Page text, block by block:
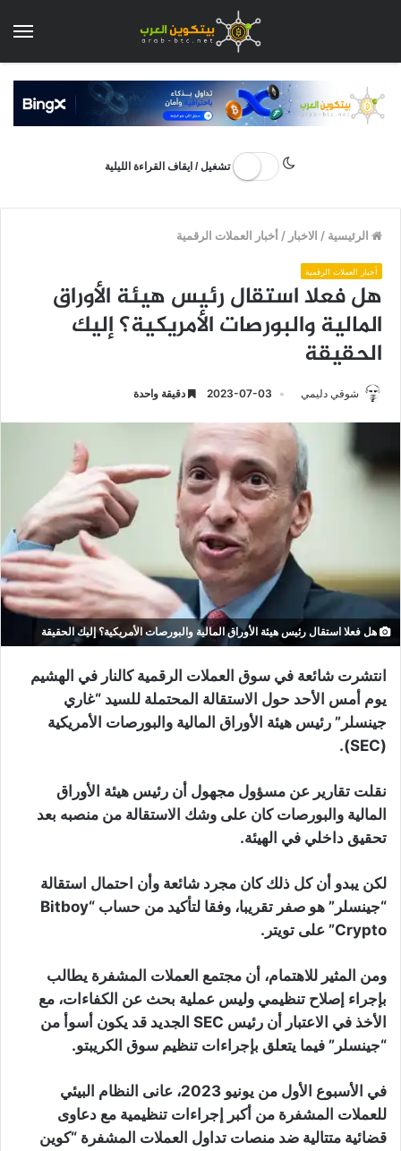
تشغيل / ايقاف القراءة الليلية
الرئيسية / الاخبار /أخبار العملات الرقمية
أخبار العملات الرقمية
هل فعلا استقال رئيس هيئة الأوراق
المالية والبورصات الأمريكية؟ إليك
الحقيقة
شوقي دليمي 2023-07-03 دقيقة واحدة
هل فعلا استقال رئيس هيئة الأوراق المالية والبورصات الأمريكية؟ إليك الحقيقة
انتشرت شائعة في سوق العملات الرقمية كالنار في الهشيم
يوم أمس الأحد حول الاستقالة المحتملة للسيد “غاري
جينسلر” رئيس هيئة الأوراق المالية والبورصات الأمريكية
(SEC).
نقلت تقارير عن مسؤول مجهول أن رئيس هيئة الأوراق
المالية والبورصات كان على وشك الاستقالة من منصبه بعد
تحقيق داخلي في الهيئة.
لكن يبدو أن كل ذلك كان مجرد شائعة وأن احتمال استقالة
“جينسلر” هو صفر تقريبا، وفقا لتأكيد من حساب “Bitboy
Crypto” على تويتر.
ومن المثير للاهتمام، أن مجتمع العملات المشفرة يطالب
بإجراء إصلاح تنظيمي وليس عملية بحث عن الكفاءات، مع
الأخذ في الاعتبار أن رئيس SEC الجديد قد يكون أسوأ من
“جينسلر” فيما يتعلق بإجراءات تنظيم سوق الكريبتو.
في الأسبوع الأول من يونيو 2023، عانى النظام البيئي
للعملات المشفرة من أكبر إجراءات تنظيمية مع دعاوى
قضائية متتالية ضد منصات تداول العملات المشفرة “كوين